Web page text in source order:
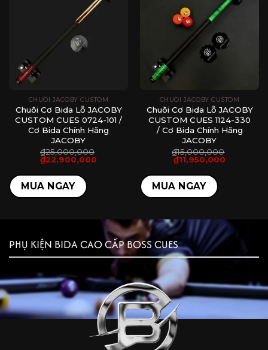
CHUÔI JACOBY CUSTOM
Chuôi Cơ Bida Lỗ JACOBY
CUSTOM CUES 0724-101 /
Cơ Bida Chính Hãng
JACOBY
₫25,000,000
Giá
gốc
là:
₫25,000,000.
₫22,900,000
₫22,900,000.
MUA NGAY
CHUÔI JACOBY CUSTOM
Chuôi Cơ Bida Lỗ JACOBY
CUSTOM CUES 1124-330
/ Cơ Bida Chính Hãng
JACOBY
₫15,000,000
Giá
gốc
là:
₫15,000,000.
₫11,950,000
MUA NGAY
PHỤ KIỆN BIDA CAO CẤP BOSS CUES